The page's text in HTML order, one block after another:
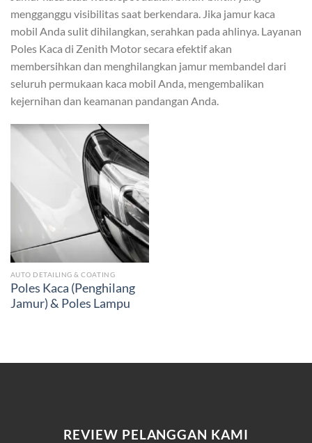
mengganggu visibilitas saat berkendara. Jika jamur kaca
mobil Anda sulit dihilangkan, serahkan pada ahlinya. Layanan
Poles Kaca di Zenith Motor secara efektif akan
membersihkan dan menghilangkan jamur membandel dari
seluruh permukaan kaca mobil Anda, mengembalikan
kejernihan dan keamanan pandangan Anda.
AUTO DETAILING & COATING
Poles Kaca (Penghilang
Jamur) & Poles Lampu
REVIEW PELANGGAN KAMI